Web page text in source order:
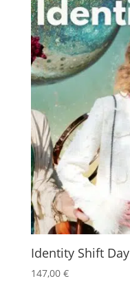
Identity Shift Day
147,00 €